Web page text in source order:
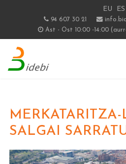
EU ES
94 607 30 21
Ast - Ost 10:00 -14:00
SALGAI